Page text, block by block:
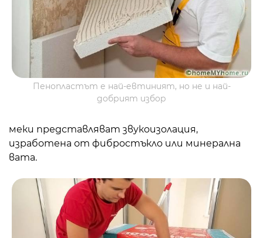
Пенопластът е най-евтиният, но не и най-
добрият избор
меки представляват звукоизолация,
изработена от фибростъкло или минерална
вата.